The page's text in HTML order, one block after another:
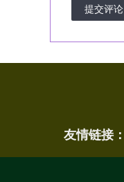
提交评论
友情链接：